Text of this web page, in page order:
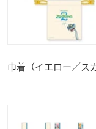
巾着（イエロー／ス